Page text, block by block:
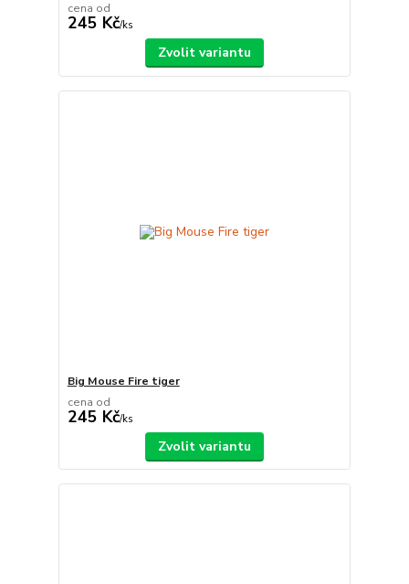
cena od
245 Kč/ks
Zvolit variantu
Big Mouse Fire tiger
cena od
245 Kč/ks
Zvolit variantu